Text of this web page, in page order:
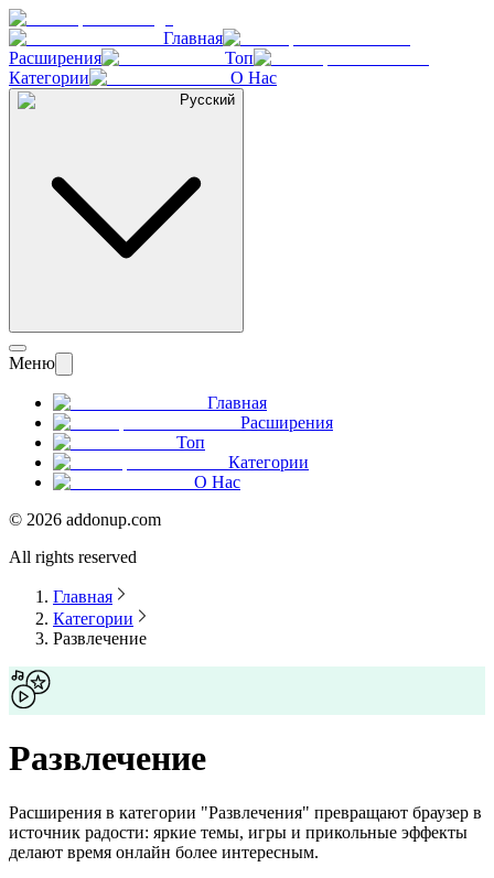
Главная
Расширения
Топ
Категории
О Нас
Русский
Меню
Главная
Расширения
Топ
Категории
О Нас
© 2026 addonup.com
All rights reserved
Главная
Категории
Развлечение
Развлечение
Расширения в категории "Развлечения" превращают браузер в
источник радости: яркие темы, игры и прикольные эффекты
делают время онлайн более интересным.